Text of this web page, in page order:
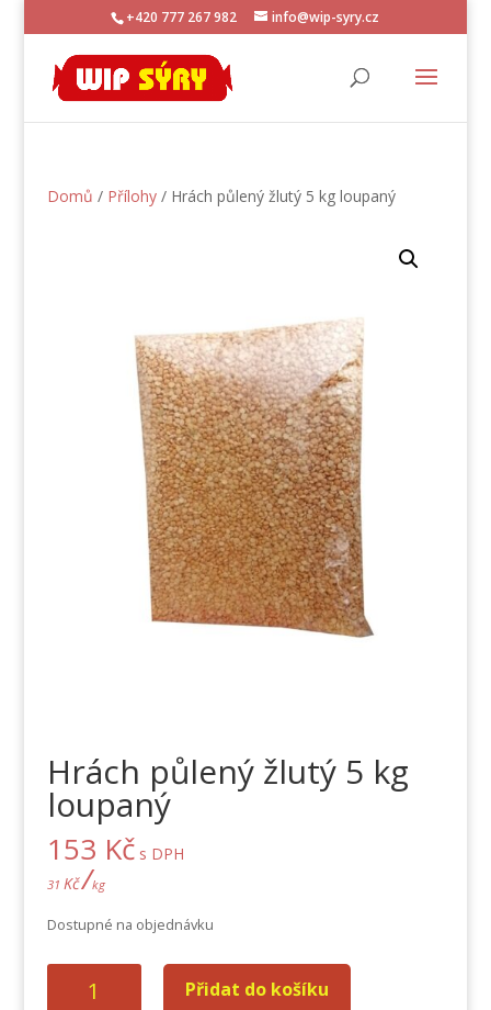
+420 777 267 982 info@wip-syry.cz
Domů / Přílohy/ Hrách půlený žlutý 5 kg loupaný
Hrách půlený žlutý 5 kg
loupaný
153 Kč s DPH
31 Kč/kg
Dostupné na objednávku
Přidat do košíku